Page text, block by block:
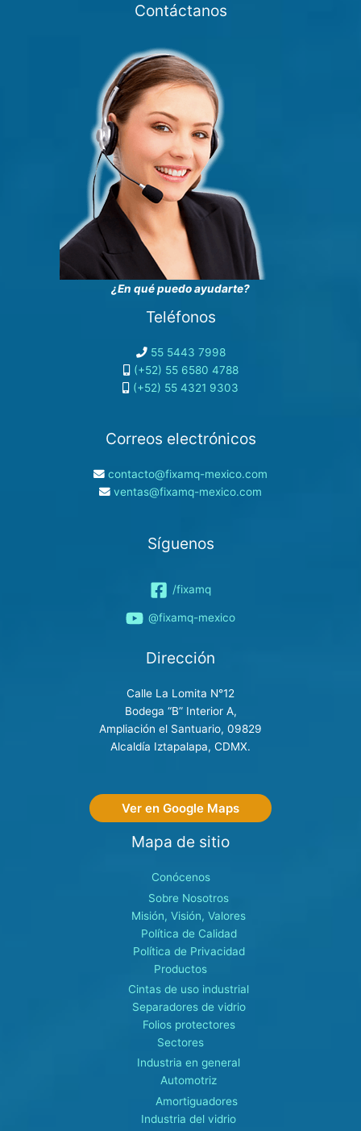
Contáctanos
¿En qué puedo ayudarte?
Teléfonos
55 5443 7998
(+52) 55 6580 4788
(+52) 55 4321 9303
Correos electrónicos
contacto@fixamq-mexico.com
ventas@fixamq-mexico.com
Síguenos
/fixamq
@fixamq-mexico
Dirección
Calle La Lomita N°12
Bodega “B” Interior A,
Ampliación el Santuario, 09829
Alcaldía Iztapalapa, CDMX.
Ver en Google Maps
Mapa de sitio
Conócenos
Sobre Nosotros
Misión, Visión, Valores
Política de Calidad
Política de Privacidad
Productos
Cintas de uso industrial
Separadores de vidrio
Folios protectores
Sectores
Industria en general
Automotriz
Amortiguadores
Industria del vidrio